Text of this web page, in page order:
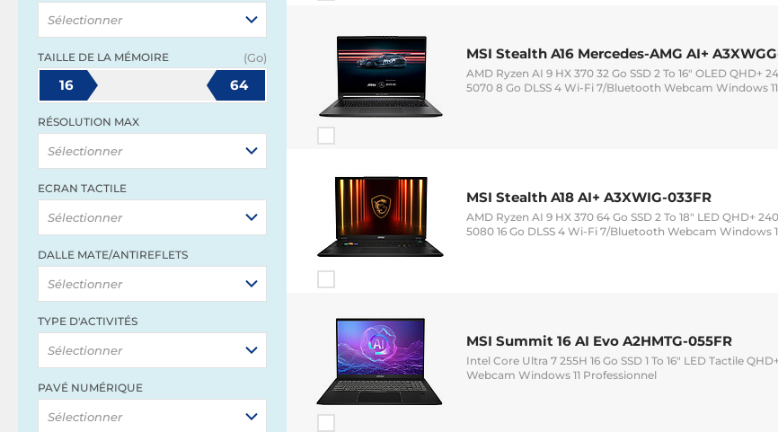
Sélectionner
TAILLE DE LA MÉMOIRE (Go)
16 64
RÉSOLUTION MAX
Sélectionner
ECRAN TACTILE
Sélectionner
DALLE MATE/ANTIREFLETS
Sélectionner
TYPE D'ACTIVITÉS
Sélectionner
PAVÉ NUMÉRIQUE
Sélectionner
MSI Stealth A16 Mercedes-AMG AI+
AMD Ryzen AI 9 HX 370 32 Go SSD 2 To 16" OLED QHD+
5070 8 Go DLSS 4 Wi-Fi 7/Bluetooth Webcam Windows
MSI Stealth A18 AI+ A3XWIG-033FR
AMD Ryzen AI 9 HX 370 64 Go SSD 2 To 18" LED QHD+
5080 16 Go DLSS 4 Wi-Fi 7/Bluetooth Webcam Windows
MSI Summit 16 AI Evo A2HMTG-055FR
Intel Core Ultra 7 255H 16 Go SSD 1 To 16" LED Tactile
Webcam Windows 11 Professionnel